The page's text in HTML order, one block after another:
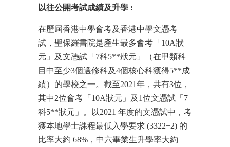
以往公開考試成績及升學 :
在歷屆香港中學會考及香港中學文憑考
試，聖保羅書院是產生最多會考「10A狀
元」及文憑試「7科5**狀元」（在甲類科
目中至少3個選修科及4個核心科獲得5**成
績）的學校之一。截至2021年，共有3位，
其中2位會考「10A狀元」及1位文憑試「7
科5**狀元」。以2021 年度的文憑試中，考
獲本地學士課程最低入學要求 (3322+2) 的
比率大約 68%，中六畢業生升學率大約